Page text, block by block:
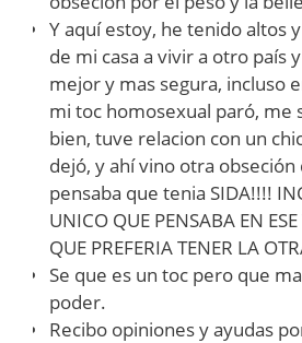
Y aquí estoy, he tenido altos
de mi casa a vivir a otro país
mejor y mas segura, incluso
mi toc homosexual paró, me
bien, tuve relacion con un
dejó, y ahí vino otra
pensaba que tenia SIDA!!!!
UNICO QUE PENSABA EN
QUE PREFERIA TENER LA
Se que es un toc pero que
poder.
Recibo opiniones y ayudas